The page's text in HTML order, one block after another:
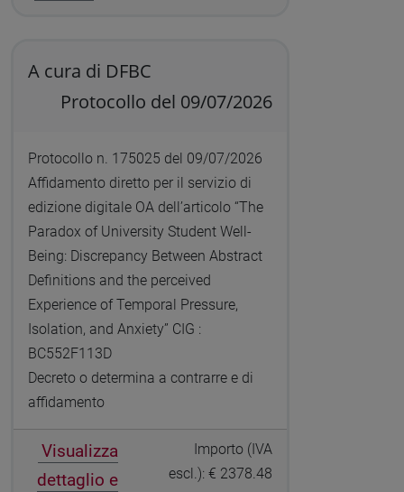
A cura di DFBC
Protocollo del 09/07/2026
Protocollo n. 175025 del 09/07/2026
Affidamento diretto per il servizio di
edizione digitale OA dell’articolo “The
Paradox of University Student Well-
Being: Discrepancy Between Abstract
Definitions and the perceived
Experience of Temporal Pressure,
Isolation, and Anxiety” CIG :
BC552F113D
Decreto o determina a contrarre e di
affidamento
Visualizza
dettaglio e
Importo (IVA
escl.): € 2378.48